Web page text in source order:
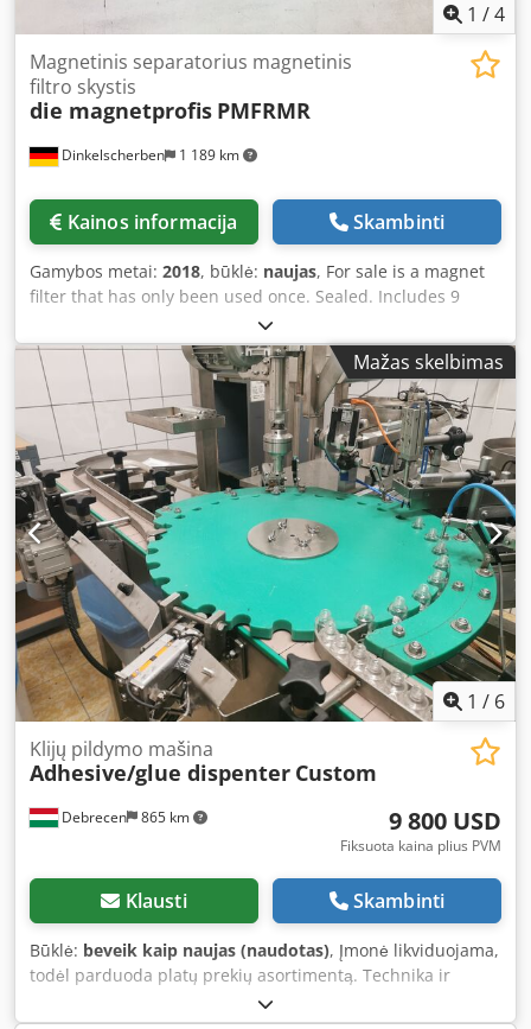
1 /4
Dinkelscherben 1 189 km
Magnetinis separatorius magnetinis
filtro skystis
die magnetprofis PMFRMR
Kainos informacija Skambinti
Gamybos metai: 2018, būklė: naujas, For sale is a magnet
filter that has only been used once. Sealed. Includes 9
magnet filter rods with cleaning function. Dodjdzp R Tjpfx
Akpjkr
Mažas skelbimas
1 / 6
Debrecen 865 km
Klijų pildymo mašina
Adhesive/glue dispenter Custom
9 800 USD
Fiksuota kaina plius PVM
Klausti Skambinti
Būklė: beveik kaip naujas (naudotas), Įmonė likviduojama,
todėl parduoda platų prekių asortimentą. Technika ir
įvairūs daiktai! Peržiūrėkite ir kitus mano skelbimus! .
Dedpfx Ajy Ahixokpekr Parduodamas pagal užsakymą